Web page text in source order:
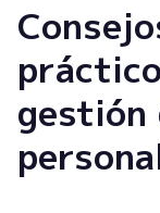
gestión